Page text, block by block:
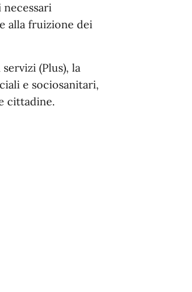
alla fruizione dei
(Plus), la
e sociosanitari,
cittadine.